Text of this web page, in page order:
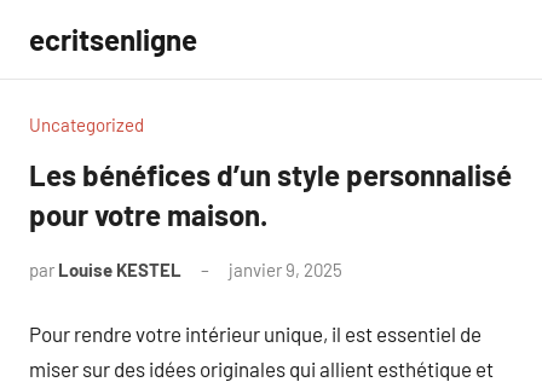
contenu
ecritsenligne
Uncategorized
Les bénéfices d’un style personnalisé
pour votre maison.
par Louise KESTEL janvier 9, 2025
Pour rendre votre intérieur unique, il est essentiel de
miser sur des idées originales qui allient esthétique et